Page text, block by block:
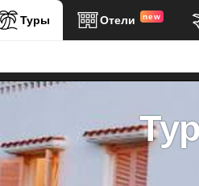
Туры Отели new